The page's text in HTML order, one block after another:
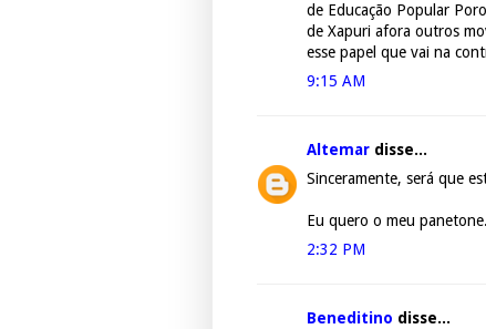
de Educação Popular
de Xapuri afora outros
esse papel que vai na
9:15 AM
Altemar disse...
Sinceramente, será que
Eu quero o meu panetone.
2:32 PM
Beneditino disse...